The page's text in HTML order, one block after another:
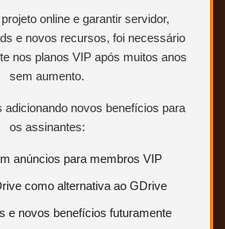
online e garantir servidor,
e novos recursos, foi necessário
nos planos VIP após muitos anos
sem aumento.
adicionando novos benefícios para
os assinantes:
anúncios para membros VIP
como alternativa ao GDrive
e novos benefícios futuramente
SEM LIMITE E
DIRETO.
exclusivo